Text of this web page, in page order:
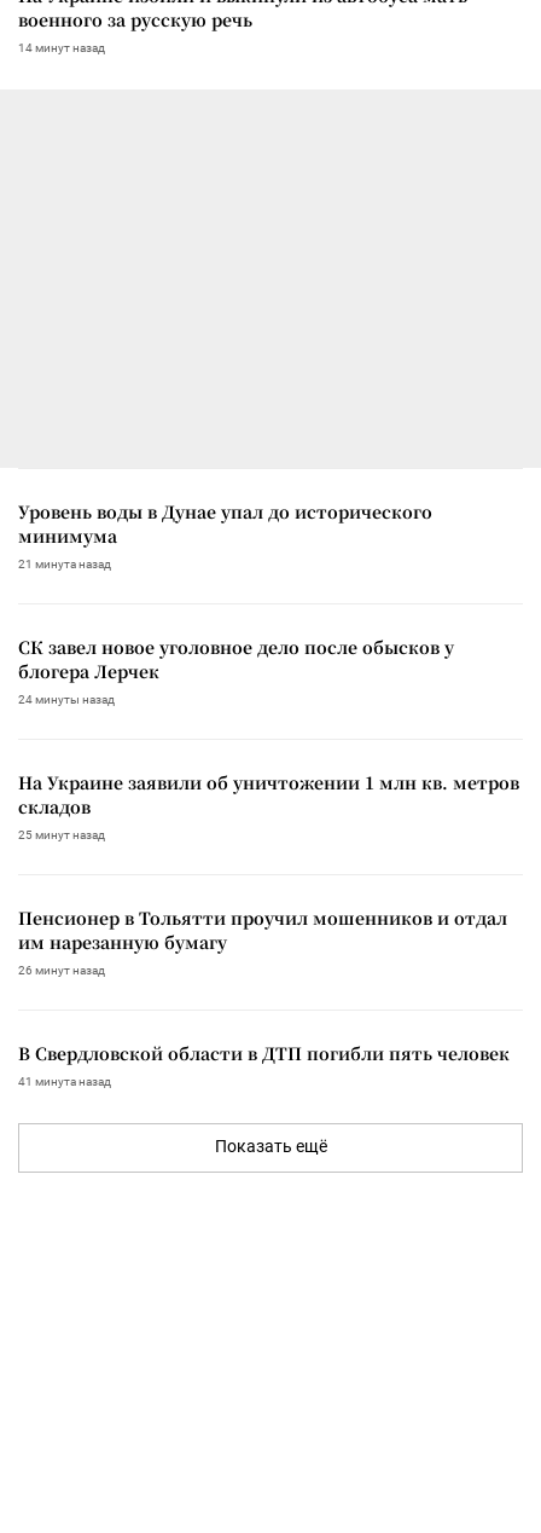
военного за русскую речь
14 минут назад
Уровень воды в Дунае упал до исторического
минимума
21 минута назад
СК завел новое уголовное дело после обысков у
блогера Лерчек
24 минуты назад
На Украине заявили об уничтожении 1 млн кв. метров
складов
25 минут назад
Пенсионер в Тольятти проучил мошенников и отдал
им нарезанную бумагу
26 минут назад
В Свердловской области в ДТП погибли пять человек
41 минута назад
Показать ещё